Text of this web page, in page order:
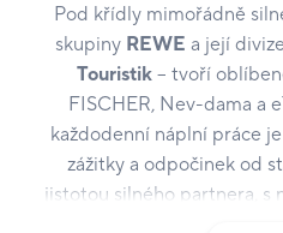
Pod křídly mimořádně
skupiny REWE a její
Touristik– tvoří
FISCHER, Nev-dama a
každodenní náplní práce
zážitky a odpočinek od
jistotou silného partnera, s